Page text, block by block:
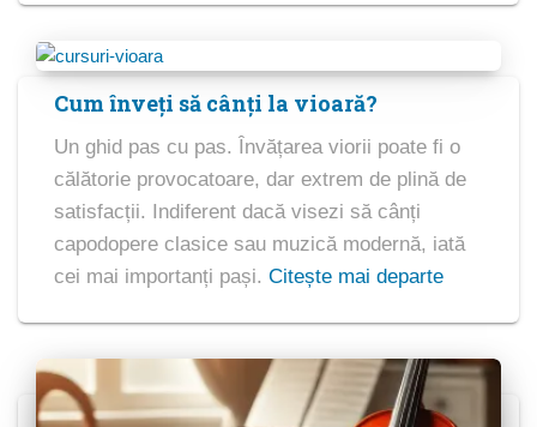
Cum înveți să cânți la vioară?
Un ghid pas cu pas. Învățarea viorii poate fi o
călătorie provocatoare, dar extrem de plină de
satisfacții. Indiferent dacă visezi să cânți
capodopere clasice sau muzică modernă, iată
cei mai importanți pași. Citește mai departe